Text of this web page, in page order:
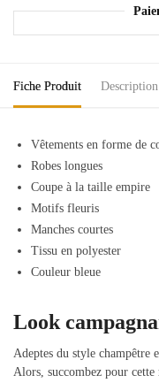
Fiche Produit Description
Vêtements en forme de
Robes longues
Coupe à la taille empire
Motifs fleuris
Manches courtes
Tissu en polyester
Couleur bleue
Look
Adeptes du style champêtre
Alors, succombez pour cette